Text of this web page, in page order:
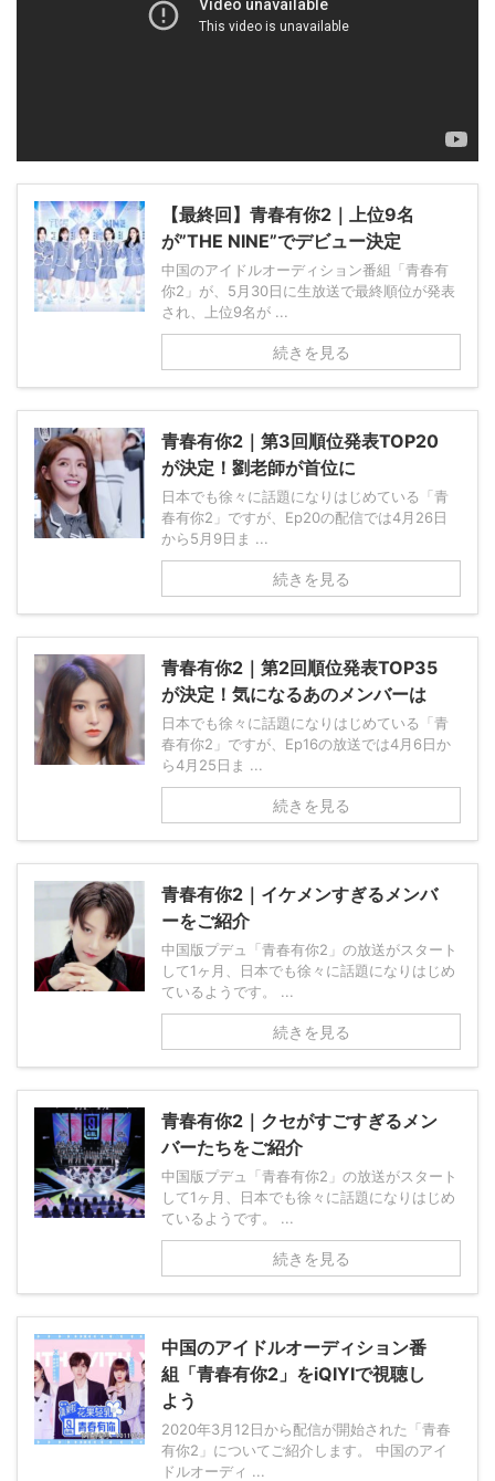
【最終回】青春有你2｜上位9名
が”THE NINE”でデビュー決定
中国のアイドルオーディション番組「青春有
你2」が、5月30日に生放送で最終順位が発表
され、上位9名が ...
続きを見る
青春有你2｜第3回順位発表TOP20
が決定！劉老師が首位に
日本でも徐々に話題になりはじめている「青
春有你2」ですが、Ep20の配信では4月26日
から5月9日ま ...
続きを見る
青春有你2｜第2回順位発表TOP35
が決定！気になるあのメンバーは
日本でも徐々に話題になりはじめている「青
春有你2」ですが、Ep16の放送では4月6日か
ら4月25日ま ...
続きを見る
青春有你2｜イケメンすぎるメンバ
ーをご紹介
中国版プデュ「青春有你2」の放送がスタート
して1ヶ月、日本でも徐々に話題になりはじめ
ているようです。 ...
続きを見る
青春有你2｜クセがすごすぎるメン
バーたちをご紹介
中国版プデュ「青春有你2」の放送がスタート
して1ヶ月、日本でも徐々に話題になりはじめ
ているようです。 ...
続きを見る
中国のアイドルオーディション番
組「青春有你2」をiQIYIで視聴し
よう
2020年3月12日から配信が開始された「青春
有你2」についてご紹介します。 中国のアイ
ドルオーディ ...